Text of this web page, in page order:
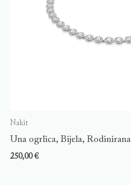
Nakit
Una ogrlica, Bijela, Rodinirana
250,00€